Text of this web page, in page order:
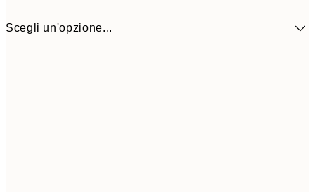
Scegli un'opzione...